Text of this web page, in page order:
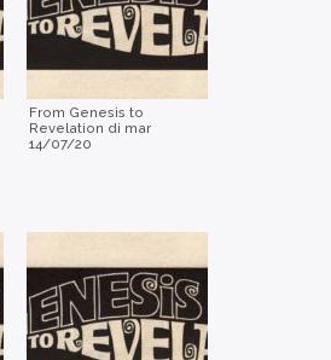
From Genesis to
Revelation di mar
14/07/20